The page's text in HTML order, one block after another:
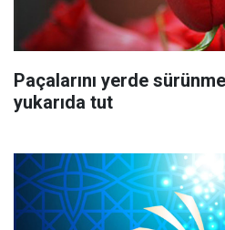
Paçalarını yerde
yukarıda tut